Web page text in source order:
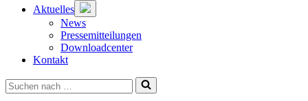
Aktuelles
Untermenü
öffnen
News
Pressemitteilungen
Downloadcenter
Kontakt
Suchen
nach …